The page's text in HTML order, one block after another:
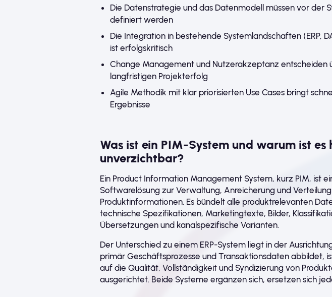
Die Datenstrategie und das Datenmodell müssen vor der
definiert werden
Die Integration in bestehende Systemlandschaften (ERP,
ist erfolgskritisch
Change Management und Nutzerakzeptanz entscheiden
langfristigen Projekterfolg
Agile Methodik mit klar priorisierten Use Cases bringt
Ergebnisse
Was ist ein PIM-System und warum ist es
unverzichtbar?
Ein Product Information Management System, kurz PIM, ist
Softwarelösung zur Verwaltung, Anreicherung und
Produktinformationen. Es bündelt alle produktrelevanten
technische Spezifikationen, Marketingtexte, Bilder,
Übersetzungen und kanalspezifische Varianten.
Der Unterschied zu einem ERP-System liegt in der
primär Geschäftsprozesse und Transaktionsdaten abbildet,
auf die Qualität, Vollständigkeit und Syndizierung von
ausgerichtet. Beide Systeme ergänzen sich, ersetzen sich